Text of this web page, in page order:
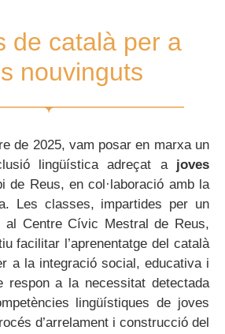
de català per a
nouvinguts
de 2025, vam posar en marxa un
lingüística adreçat a joves
de Reus, en col·laboració amb la
Les classes, impartides per un
al Centre Cívic Mestral de Reus,
facilitar l’aprenentatge del català
a la integració social, educativa i
respon a la necessitat detectada
lingüístiques de joves
d’arrelament i construcció del